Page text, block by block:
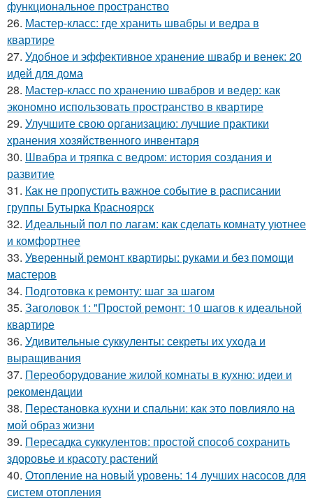
функциональное пространство
26. Мастер-класс: где хранить швабры и ведра в
квартире
27. Удобное и эффективное хранение швабр и венек: 20
идей для дома
28. Мастер-класс по хранению швабров и ведер: как
экономно использовать пространство в квартире
29. Улучшите свою организацию: лучшие практики
хранения хозяйственного инвентаря
30. Швабра и тряпка с ведром: история создания и
развитие
31. Как не пропустить важное событие в расписании
группы Бутырка Красноярск
32. Идеальный пол по лагам: как сделать комнату уютнее
и комфортнее
33. Уверенный ремонт квартиры: руками и без помощи
мастеров
34. Подготовка к ремонту: шаг за шагом
35. Заголовок 1: "Простой ремонт: 10 шагов к идеальной
квартире
36. Удивительные суккуленты: секреты их ухода и
выращивания
37. Переоборудование жилой комнаты в кухню: идеи и
рекомендации
38. Перестановка кухни и спальни: как это повлияло на
мой образ жизни
39. Пересадка суккулентов: простой способ сохранить
здоровье и красоту растений
40. Отопление на новый уровень: 14 лучших насосов для
систем отопления